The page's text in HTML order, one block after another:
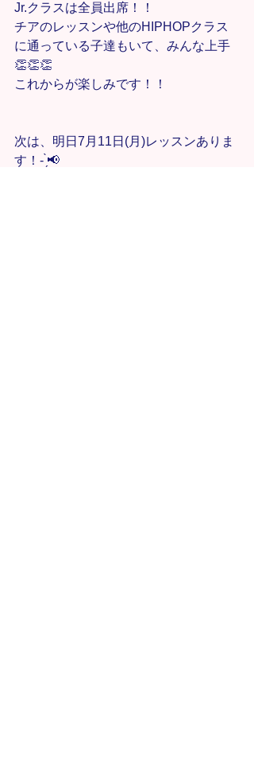
Jr.クラスは全員出席！！
チアのレッスンや他のHIPHOPクラス
に通っている子達もいて、みんな上手
👏👏👏
これからが楽しみです！！
次は、明日7月11日(月)レッスンありま
す！- ̗̀📢